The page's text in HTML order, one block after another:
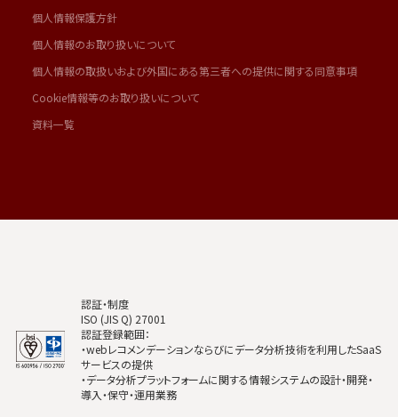
個人情報保護方針
個人情報のお取り扱いについて
個人情報の取扱いおよび外国にある第三者への提供に関する同意事項
Cookie情報等のお取り扱いについて
資料一覧
認証・制度
ISO (JIS Q) 27001
認証登録範囲：
・webレコメンデーションならびにデータ分析技術を利用したSaaS
サービスの提供
・データ分析プラットフォームに関する情報システムの設計・開発・
導入・保守・運用業務